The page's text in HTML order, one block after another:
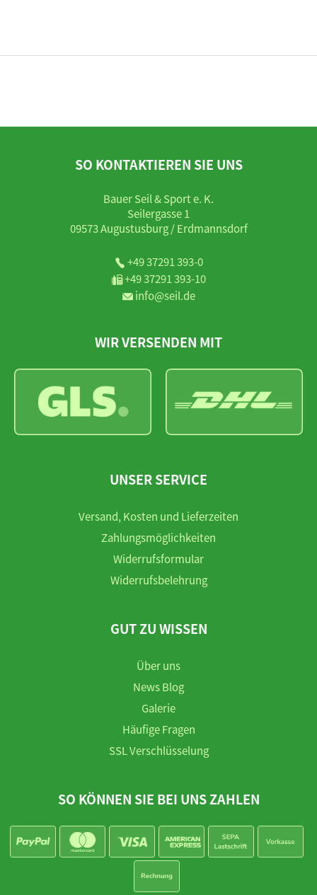
SO KONTAKTIEREN SIE UNS
Bauer Seil & Sport e. K.
Seilergasse 1
09573 Augustusburg / Erdmannsdorf
+49 37291 393-0
+49 37291 393-10
info@seil.de
WIR VERSENDEN MIT
UNSER SERVICE
Versand, Kosten und Lieferzeiten
Zahlungsmöglichkeiten
Widerrufsformular
Widerrufsbelehrung
GUT ZU WISSEN
Über uns
News Blog
Galerie
Häufige Fragen
SSL Verschlüsselung
SO KÖNNEN SIE BEI UNS ZAHLEN